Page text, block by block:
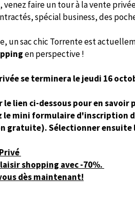
venez faire un tour à la vente
spécial business, des
un sac chic Torrente est
en perspective !
se terminera le jeudi 16
le lien ci-dessous pour en
le mini formulaire d'inscription
gratuite). Sélectionner ensuite
shopping avec -70%.
dès maintenant!